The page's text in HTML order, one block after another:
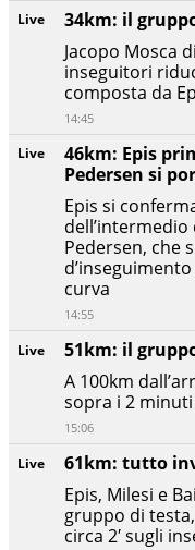
Live
61km: tutto
Epis, Milesi e
gruppo di
circa 2′ sugli
Live
51km: il
A 100km
sopra i 2
15:06
Live
46km: Epis
Pedersen si
Epis si
Pedersen, che
curva
14:55
Live
34km: il
Jacopo Mosca
inseguitori
composta da
14:45